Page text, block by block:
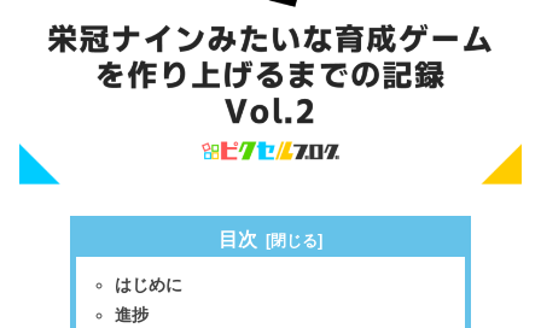
目次
はじめに
進捗